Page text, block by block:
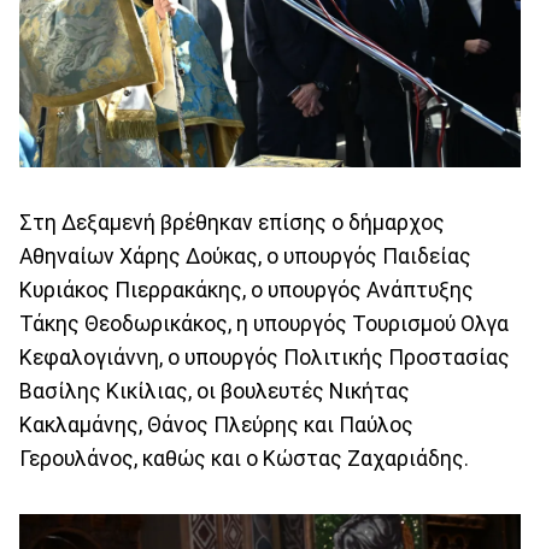
Στη Δεξαμενή βρέθηκαν επίσης ο δήμαρχος
Αθηναίων Χάρης Δούκας, ο υπουργός Παιδείας
Κυριάκος Πιερρακάκης, ο υπουργός Ανάπτυξης
Τάκης Θεοδωρικάκος, η υπουργός Τουρισμού Ολγα
Κεφαλογιάννη, ο υπουργός Πολιτικής Προστασίας
Βασίλης Κικίλιας, οι βουλευτές Νικήτας
Κακλαμάνης, Θάνος Πλεύρης και Παύλος
Γερουλάνος, καθώς και ο Κώστας Ζαχαριάδης.